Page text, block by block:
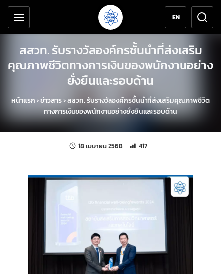
ข้ามไปยังเนื้อหาหลัก
เครื่องมือช่วยเหลือ
EN
สสวท. รับรางวัลองค์กรชั้นนำที่ส่งเสริม
คุณภาพชีวิตทางการเงินของพนักงานอย่าง
ยั่งยืนและรอบด้าน
หน้าแรก ›ข่าวสาร›สสวท. รับรางวัลองค์กรชั้นนำที่ส่งเสริมคุณภาพชีวิต
ทางการเงินของพนักงานอย่างยั่งยืนและรอบด้าน
18 เมษายน 2568 แก้ไขล่าสุดเมื่อ:
จำนวนการเข้าชม 417 ครั้ง
417